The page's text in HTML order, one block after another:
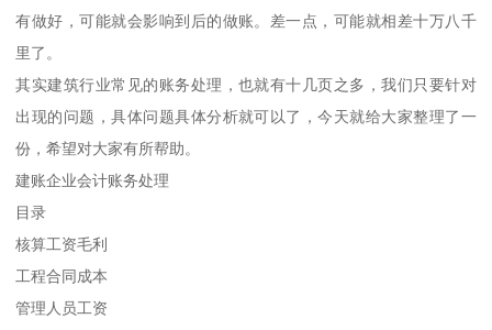
有做好，可能就会影响到后的做账。差一点，可能就相差十万八千
里了。
其实建筑行业常见的账务处理，也就有十几页之多，我们只要针对
出现的问题，具体问题具体分析就可以了，今天就给大家整理了一
份，希望对大家有所帮助。
建账企业会计账务处理
目录
核算工资毛利
工程合同成本
管理人员工资